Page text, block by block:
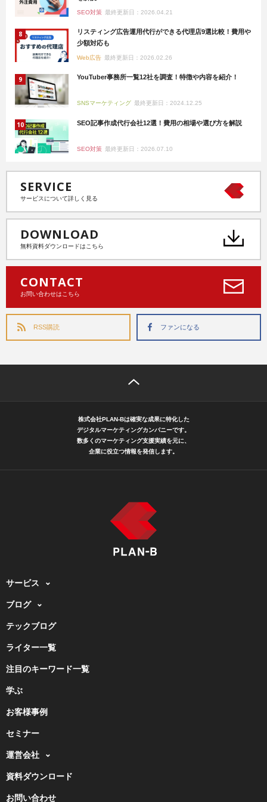
SEO対策 最終更新日：2026.04.21
リスティング広告運用代行ができる代理店9選比較！費用や
少額対応も
Web広告 最終更新日：2026.02.26
YouTuber事務所一覧12社を調査！特徴や内容を紹介！
SNSマーケティング 最終更新日：2024.12.25
SEO記事作成代行会社12選！費用の相場や選び方を解説
SEO対策 最終更新日：2026.07.10
SERVICE
サービスについて詳しく見る
DOWNLOAD
無料資料ダウンロードはこちら
CONTACT
お問い合わせはこちら
RSS購読 ファンになる
株式会社PLAN-Bは確実な成果に特化した
デジタルマーケティングカンパニーです。
数多くのマーケティング支援実績を元に、
企業に役立つ情報を発信します。
サービス
ブログ
テックブログ
ライター一覧
注目のキーワード一覧
学ぶ
お客様事例
セミナー
運営会社
資料ダウンロード
お問い合わせ